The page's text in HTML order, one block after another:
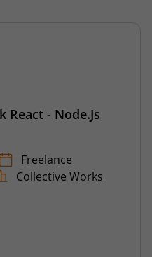
React - Node.Js
Freelance
Collective Works